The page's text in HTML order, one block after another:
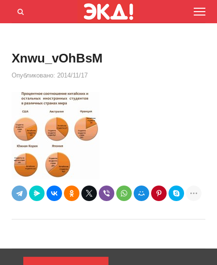
Menu
Открыть
Xnwu_vOhBsM
Опубликовано: 2014/11/17